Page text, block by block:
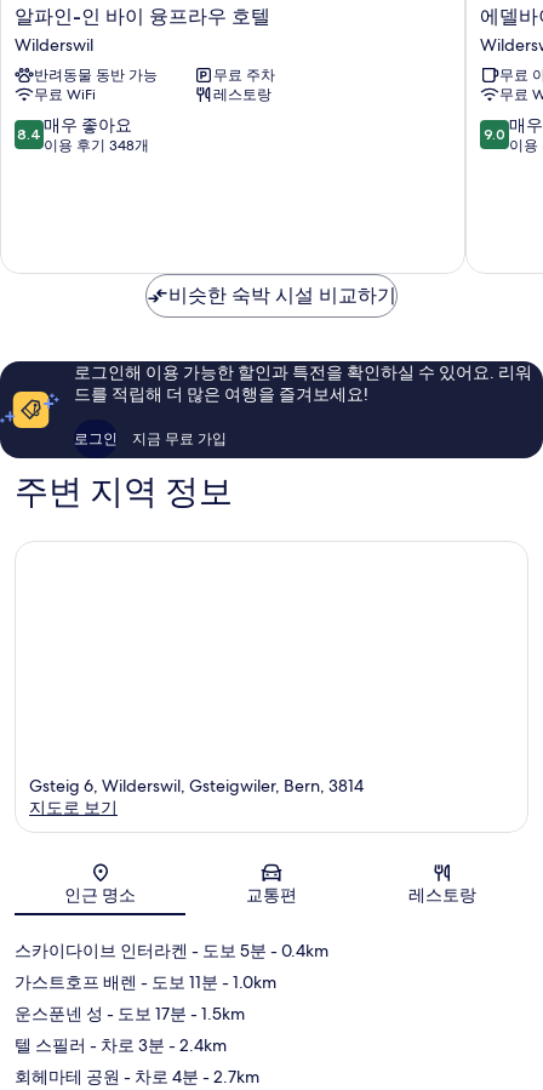
알
파
인-
인
바
이
융
Wilderswil
알파인-인 바이 융프라우 호텔
Wilderswil
반려동물 동반 가능
무료 주차
무료 WiFi
레스토랑
10
점
매
요,
용
후
개
8.4 매우 좋아요
이용 후기 348개
에
델
바
이
스
로
지
에델
무료
무료
10
점
매
해
요,
9.0 매
이용
비슷한 숙박 시설 비교하기
로그인해 이용 가능한 할인과 특전을 확인하실 수 있어요. 리워
드를 적립해 더 많은 여행을 즐겨보세요!
로그인 지금 무료 가입
주변 지역 정보
지도
Gsteig 6, Wilderswil, Gsteigwiler, Bern, 3814
지도로 보기
인근 명소 교통편 레스토랑
스카이다이브 인터라켄 - 도보 5분 - 0.4km
가스트호프 배렌 - 도보 11분 - 1.0km
운스푼넨 성 - 도보 17분 - 1.5km
텔 스필러 - 차로 3분 - 2.4km
회헤마테 공원 - 차로 4분 - 2.7km